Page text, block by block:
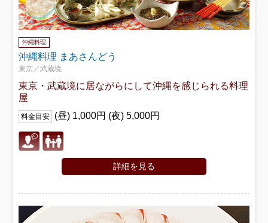
沖縄料理
沖縄料理 まあさんどう
東京／武蔵境
東京・武蔵境に居ながらにして沖縄を感じられる料理
屋
料金目安 (昼) 1,000円 (夜) 5,000円
詳細を見る